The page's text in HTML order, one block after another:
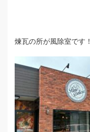
煉瓦の所が風除室です！